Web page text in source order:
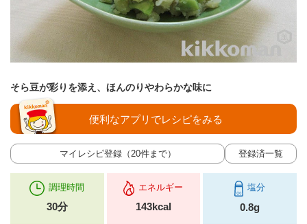
そら豆が彩りを添え、ほんのりやわらかな味に
マイレシピ登録（20件まで） 登録済一覧
便利なアプリでレシピをみる
調理時間
30分
エネルギー
143kcal
塩分
0.8g